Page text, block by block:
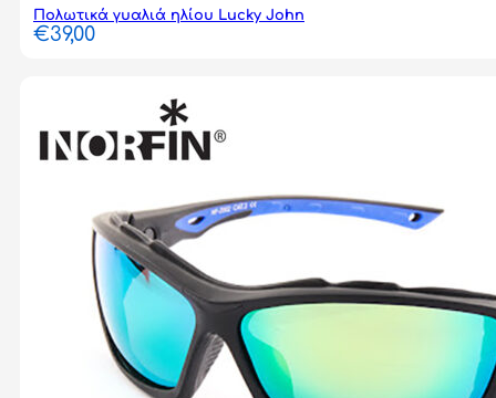
Πολωτικά γυαλιά ηλίου Lucky John
€39,00